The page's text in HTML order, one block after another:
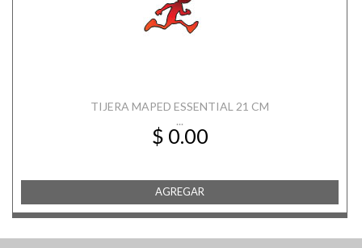
TIJERA MAPED ESSENTIAL 21 CM
...
$ 0.00
AGREGAR